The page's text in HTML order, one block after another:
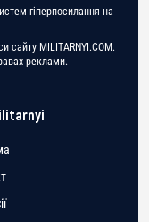
гіперпосилання на
сайту MILITARNYI.COM.
реклами.